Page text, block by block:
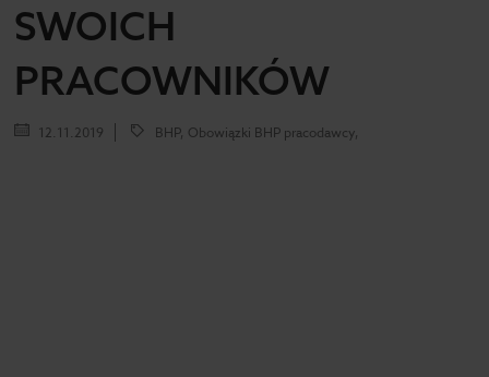
SWOICH
PRACOWNIKÓW
12.11.2019 BHP, Obowiązki BHP pracodawcy,